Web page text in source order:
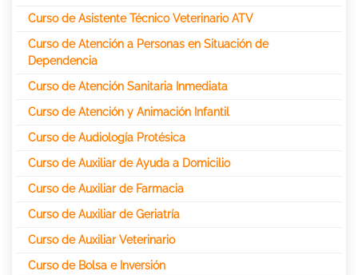
Curso de Asistente Técnico Veterinario ATV
Curso de Atención a Personas en Situación de
Dependencia
Curso de Atención Sanitaria Inmediata
Curso de Atención y Animación Infantil
Curso de Audiología Protésica
Curso de Auxiliar de Ayuda a Domicilio
Curso de Auxiliar de Farmacia
Curso de Auxiliar de Geriatría
Curso de Auxiliar Veterinario
Curso de Bolsa e Inversión